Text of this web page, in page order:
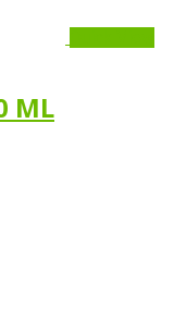
ML